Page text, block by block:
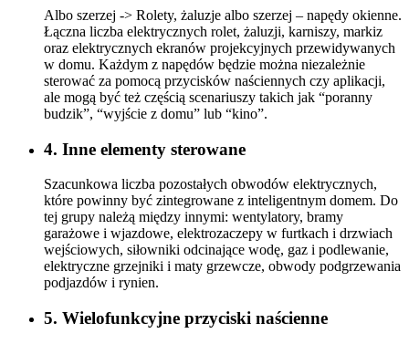
Albo szerzej -> Rolety, żaluzje albo szerzej – napędy okienne.
Łączna liczba elektrycznych rolet, żaluzji, karniszy, markiz
oraz elektrycznych ekranów projekcyjnych przewidywanych
w domu. Każdym z napędów będzie można niezależnie
sterować za pomocą przycisków naściennych czy aplikacji,
ale mogą być też częścią scenariuszy takich jak “poranny
budzik”, “wyjście z domu” lub “kino”.
4. Inne elementy sterowane
Szacunkowa liczba pozostałych obwodów elektrycznych,
które powinny być zintegrowane z inteligentnym domem. Do
tej grupy należą między innymi: wentylatory, bramy
garażowe i wjazdowe, elektrozaczepy w furtkach i drzwiach
wejściowych, siłowniki odcinające wodę, gaz i podlewanie,
elektryczne grzejniki i maty grzewcze, obwody podgrzewania
podjazdów i rynien.
5. Wielofunkcyjne przyciski naścienne